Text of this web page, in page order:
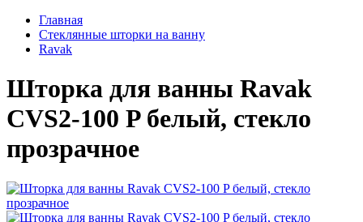
Главная
Стеклянные шторки на ванну
Ravak
Шторка для ванны Ravak
CVS2-100 P белый, стекло
прозрачное